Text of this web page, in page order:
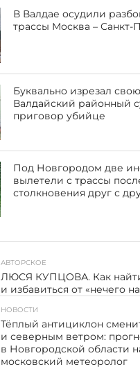
В Валдае осудили
трассы Москва – Санкт-
Буквально изрезал
Валдайский районный
приговор убийце
Под Новгородом две
вылетели с трассы
столкновения друг с
АВТОРСКОЕ
ЛЮСЯ КУПЦОВА. Как
и избавиться от «нечего
НОВОСТИ
Тёплый антициклон
и северным ветром:
в Новгородской области
московский метеоролог